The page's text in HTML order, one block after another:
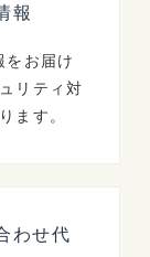
報
お届け
リティ対
ます。
わせ代